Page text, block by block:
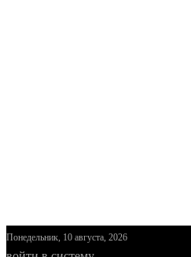
Понедельник, 10 августа, 2026